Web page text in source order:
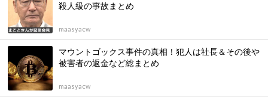
殺人級の事故まとめ
maasyacw
マウントゴックス事件の真相！犯人は社長＆その後や
被害者の返金など総まとめ
maasyacw